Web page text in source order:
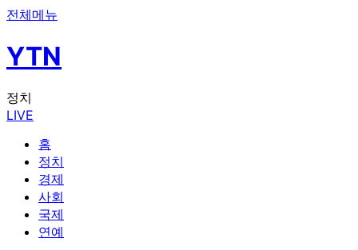
전체메뉴
YTN
정치
LIVE
홈
정치
경제
사회
국제
연예